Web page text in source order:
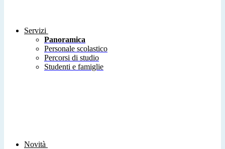
Servizi
Panoramica
Personale scolastico
Percorsi di studio
Studenti e famiglie
Novità